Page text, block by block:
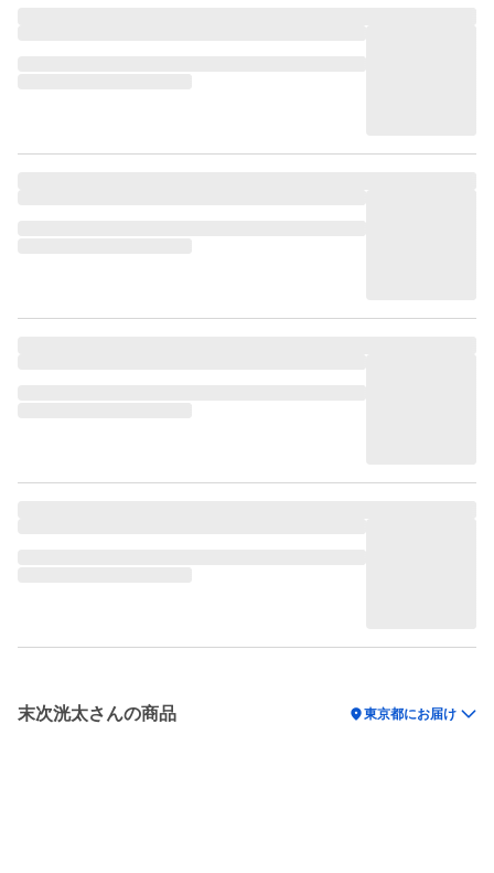
末次洸太さんの商品 location_on東京都にお届け